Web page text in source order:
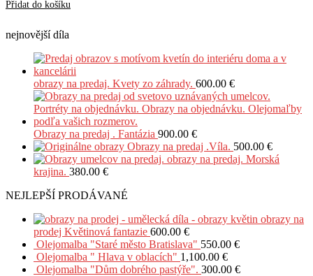
Přidat do košíku
nejnovější díla
obrazy na predaj. Kvety zo záhrady. 600.00 €
Obrazy na predaj . Fantázia 900.00 €
Obrazy na predaj .Víla. 500.00 €
obrazy na predaj. Morská
krajina. 380.00 €
NEJLEPŠÍ PRODÁVANÉ
obrazy na
prodej Květinová fantazie 600.00 €
Olejomalba "Staré město Bratislava" 550.00 €
Olejomalba " Hlava v oblacích" 1,100.00 €
Olejomalba "Dům dobrého pastýře". 300.00 €